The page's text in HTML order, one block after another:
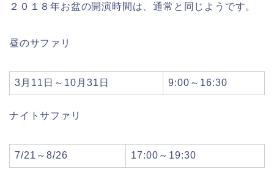
２０１８年お盆の開演時間は、通常と同じようです。
昼のサファリ
3月11日～10月31日 9:00～16:30
ナイトサファリ
7/21～8/26 17:00～19:30